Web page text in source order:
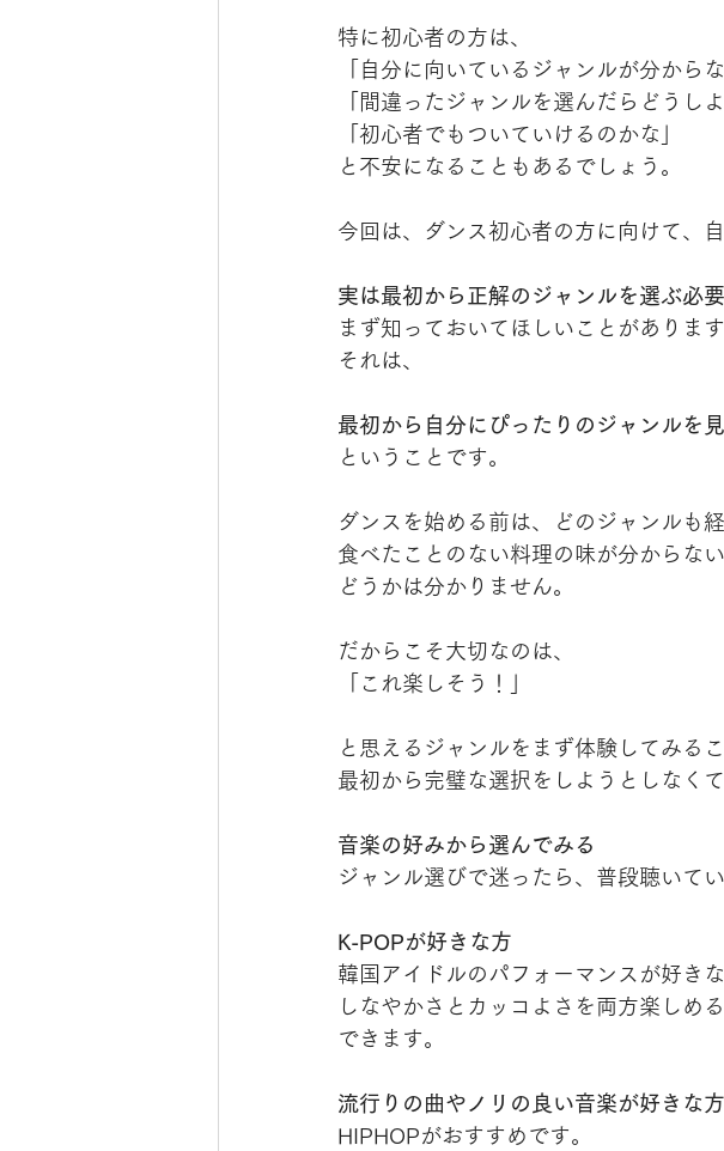
特に初心者の方は、
「自分に向いているジャンルが分からな
「間違ったジャンルを選んだらどうしよ
「初心者でもついていけるのかな」
と不安になることもあるでしょう。
今回は、ダンス初心者の方に向けて、
実は最初から正解のジャンルを選ぶ必
まず知っておいてほしいことがあります
それは、
最初から自分にぴったりのジャンルを
ということです。
ダンスを始める前は、どのジャンルも
食べたことのない料理の味が分からな
どうかは分かりません。
だからこそ大切なのは、
「これ楽しそう！」
と思えるジャンルをまず体験してみるこ
最初から完璧な選択をしようとしなく
音楽の好みから選んでみる
ジャンル選びで迷ったら、普段聴いて
K-POPが好きな方
韓国アイドルのパフォーマンスが好き
しなやかさとカッコよさを両方楽しめ
できます。
流行りの曲やノリの良い音楽が好きな方
HIPHOPがおすすめです。